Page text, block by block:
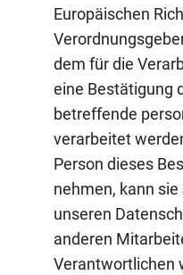
Europäischen
dem für die
eine Bestätigung
betreffende
verarbeitet
Person dieses
nehmen, kann
unseren
anderen
Verantwortlichen